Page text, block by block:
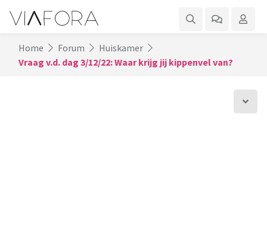
Home Forum
Huiskamer
Vraag v.d. dag 3/12/22: Waar krijg jij kippenvel van?